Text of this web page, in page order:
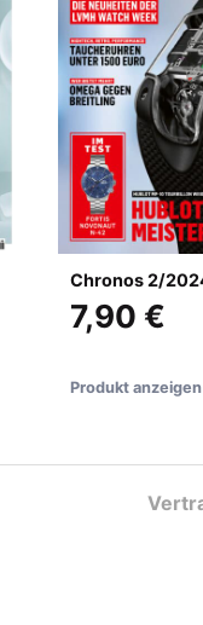
Chronos 2/
7,90 €
Produkt anzeigen